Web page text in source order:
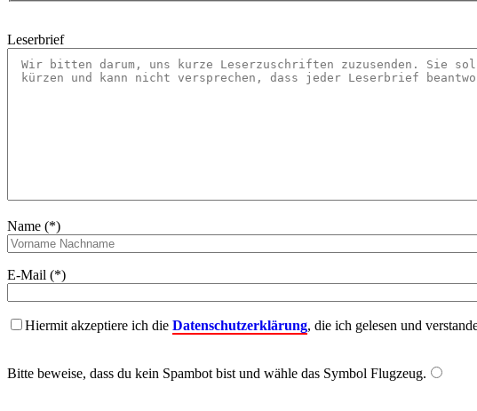
Leserbrief
Name (*)
E-Mail (*)
Hiermit akzeptiere ich die Datenschutzerklärung, die ich gelesen und
Bitte beweise, dass du kein Spambot bist und wähle das Symbol Flugzeug.